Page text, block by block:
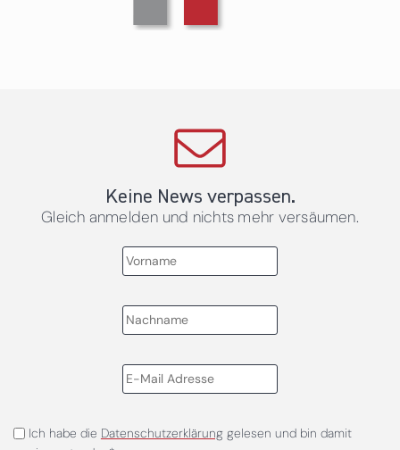
Keine News verpassen.
Gleich anmelden und nichts mehr versäumen.
Ich habe die Datenschutzerklärunggelesen und bin damit